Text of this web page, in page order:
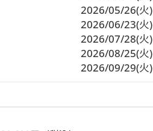
2026/05/26(火)
2026/06/23(火)
2026/07/28(火)
2026/08/25(火)
2026/09/29(火)